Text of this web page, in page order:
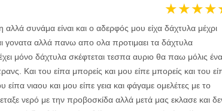
★★★★
αλλά συνάμα είναι και ο αδερφός μου είχα δάχτυλα μέχρι
γονατα αλλά πανω απο ολα προτιμαει τα δάχτυλα
μόνο δάχτυλα σκέφτεται τεσπα αυριο θα παω μόλις
Και του είπα μπορείς και μου είπε μπορείς και του
νιαου και μου είπε γεια και φάγαμε ομελέτες με το
νερό με την προβοσκίδα αλλά μετά μας εκλασε και